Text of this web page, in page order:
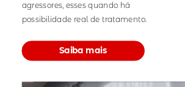
agressores, esses quando há
possibilidade real de tratamento.
Saiba mais